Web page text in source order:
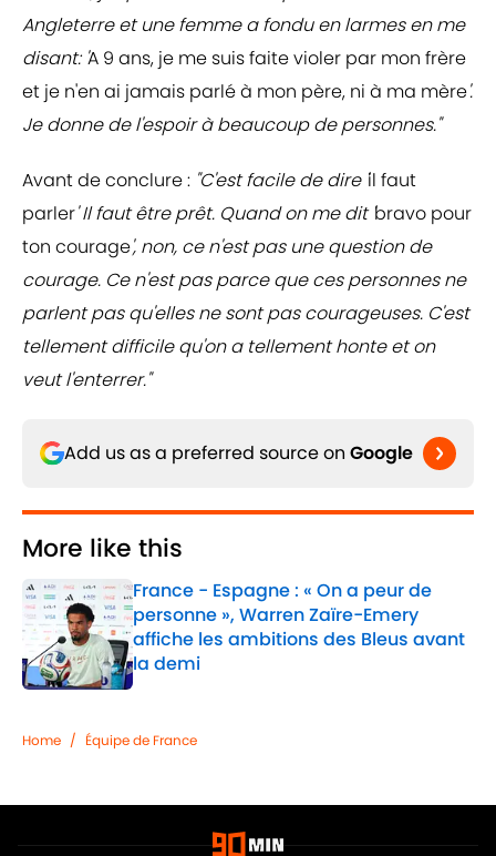
Angleterre et une femme a fondu en larmes en me
disant: ' A 9 ans, je me suis faite violer par mon frère
et je n'en ai jamais parlé à mon père, ni à ma mère'.
Je donne de l'espoir à beaucoup de personnes."
Avant de conclure : "C'est facile de dire ' il faut
parler' Il faut être prêt. Quand on me dit ' bravo pour
ton courage', non, ce n'est pas une question de
courage. Ce n'est pas parce que ces personnes ne
parlent pas qu'elles ne sont pas courageuses. C'est
tellement difficile qu'on a tellement honte et on
veut l'enterrer."
Add us as a preferred source on Google
More like this
France - Espagne : « On a peur de
personne », Warren Zaïre-Emery
affiche les ambitions des Bleus avant
la demi
Published by on Invalid Date
Home / Équipe de France